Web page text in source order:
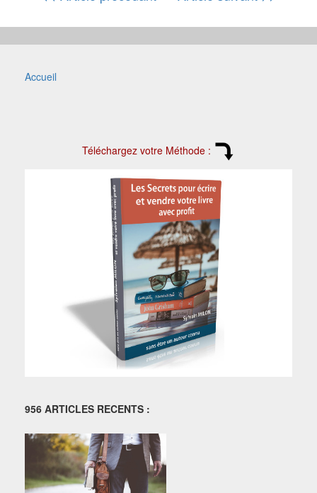
Accueil
Téléchargez votre Méthode :
956 ARTICLES RECENTS :